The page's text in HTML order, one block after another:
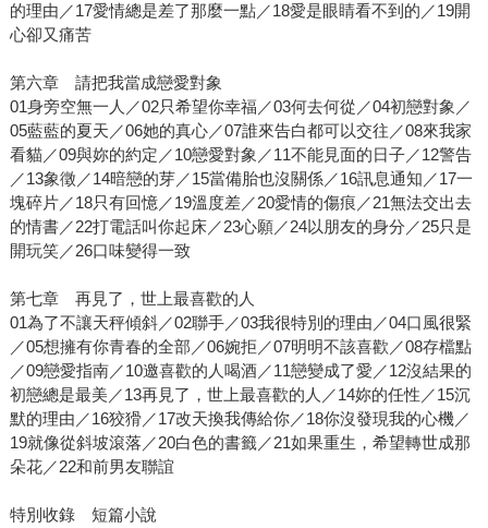
的理由／17愛情總是差了那麼一點／18愛是眼睛看不到的／19開
心卻又痛苦
第六章 請把我當成戀愛對象
01身旁空無一人／02只希望你幸福／03何去何從／04初戀對象／
05藍藍的夏天／06她的真心／07誰來告白都可以交往／08來我家
看貓／09與妳的約定／10戀愛對象／11不能見面的日子／12警告
／13象徵／14暗戀的芽／15當備胎也沒關係／16訊息通知／17一
塊碎片／18只有回憶／19溫度差／20愛情的傷痕／21無法交出去
的情書／22打電話叫你起床／23心願／24以朋友的身分／25只是
開玩笑／26口味變得一致
第七章 再見了，世上最喜歡的人
01為了不讓天秤傾斜／02聯手／03我很特別的理由／04口風很緊
／05想擁有你青春的全部／06婉拒／07明明不該喜歡／08存檔點
／09戀愛指南／10邀喜歡的人喝酒／11戀變成了愛／12沒結果的
初戀總是最美／13再見了，世上最喜歡的人／14妳的任性／15沉
默的理由／16狡猾／17改天換我傳給你／18你沒發現我的心機／
19就像從斜坡滾落／20白色的書籤／21如果重生，希望轉世成那
朵花／22和前男友聯誼
特別收錄 短篇小說